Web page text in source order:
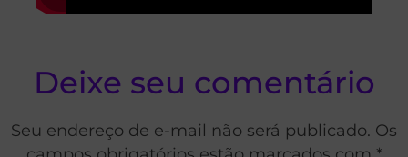
Deixe seu comentário
Seu endereço de e-mail não será publicado. Os